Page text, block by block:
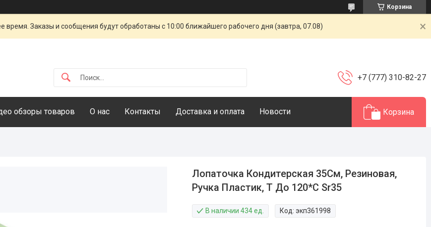
Корзина
время. Заказы и сообщения будут обработаны с 10:00 ближайшего рабочего дня (завтра, 07.08)
+7 (777) 310-82-27
обзоры товаров О нас Контакты Доставка и оплата Новости Корзина
Лопаточка Кондитерская 35См, Резиновая,
Ручка Пластик, T До 120*С Sr35
В наличии 434 ед. Код:экп361998